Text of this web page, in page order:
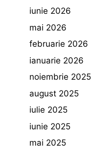
iunie 2026
mai 2026
februarie 2026
ianuarie 2026
noiembrie 2025
august 2025
iulie 2025
iunie 2025
mai 2025